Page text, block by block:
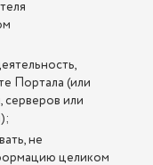
Портала (или
серверов или
не
целиком